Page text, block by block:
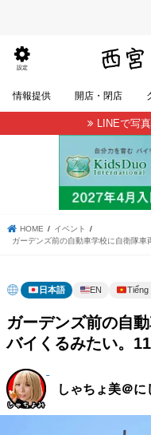
設定
情報提供 開店・閉店
LINEで写
HOME
イベント
ガーデンズ前の自動車学校に自衛隊
日本語 EN Tiếng
ガーデンズ前の自
バイくるみたい。
しゃちょ美＠に